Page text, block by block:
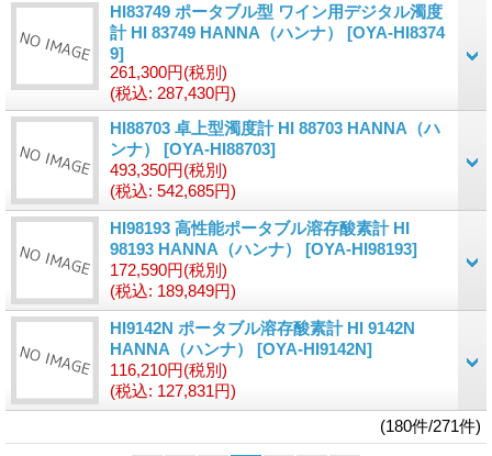
HI83749 ポータブル型 ワイン用デジタル濁度
計 HI 83749 HANNA（ハンナ） [OYA-HI8374
9]
261,300円(税別)
(税込: 287,430円)
HI88703 卓上型濁度計 HI 88703 HANNA（ハ
ンナ） [OYA-HI88703]
493,350円(税別)
(税込: 542,685円)
HI98193 高性能ポータブル溶存酸素計 HI
98193 HANNA（ハンナ） [OYA-HI98193]
172,590円(税別)
(税込: 189,849円)
HI9142N ポータブル溶存酸素計 HI 9142N
HANNA（ハンナ） [OYA-HI9142N]
116,210円(税別)
(税込: 127,831円)
(180件/271件)